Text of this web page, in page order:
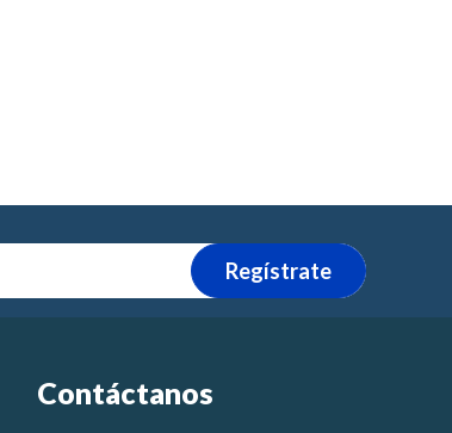
Regístrate
Contáctanos